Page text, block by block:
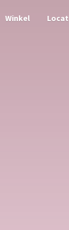
Winkel